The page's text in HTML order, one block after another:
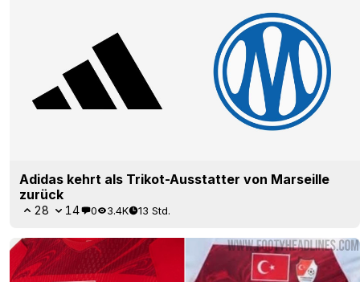
Adidas kehrt als Trikot-Ausstatter von Marseille
zurück
28 14 0 3.4K 13 Std.